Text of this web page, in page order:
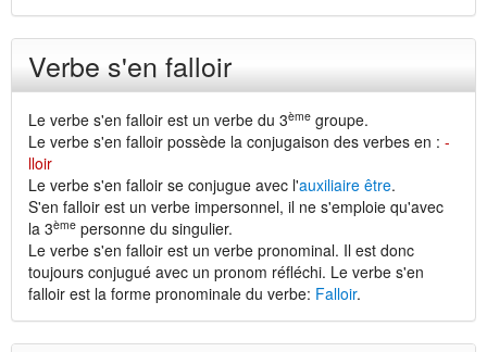
Verbe s'en falloir
Le verbe s'en falloir est un verbe du 3ème groupe.
Le verbe s'en falloir possède la conjugaison des verbes en : -
lloir
Le verbe s'en falloir se conjugue avec l'auxiliaire être.
S'en falloir est un verbe impersonnel, il ne s'emploie qu'avec
la 3ème personne du singulier.
Le verbe s'en falloir est un verbe pronominal. Il est donc
toujours conjugué avec un pronom réfléchi. Le verbe s'en
falloir est la forme pronominale du verbe: Falloir.